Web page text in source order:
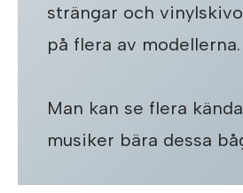
strängar och
på flera av modellerna.
Man kan se flera
musiker bära dessa